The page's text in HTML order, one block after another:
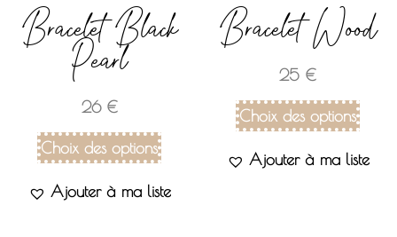
Bracelet Black
Pearl
26 €
Choix des options
Ajouter à ma liste
Bracelet Wood
25 €
Choix des options
Ajouter à ma liste